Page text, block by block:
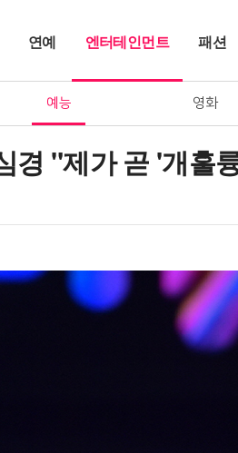
연예 엔터테인먼트
예능 영화
패션
경 "제가 곧 '개훌